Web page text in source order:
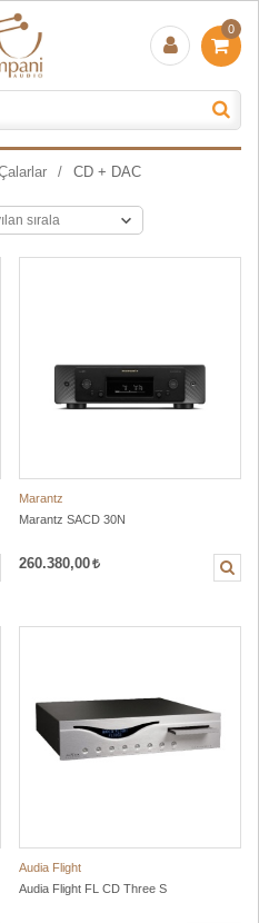
0
CD + DAC
Marantz
Marantz SACD 30N
260.380,00
Audia Flight
Audia Flight FL CD Three S